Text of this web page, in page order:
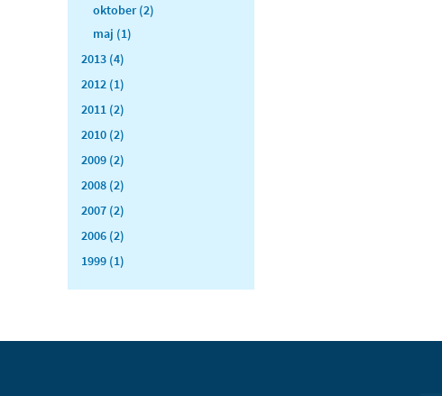
oktober (2)
maj (1)
2013 (4)
2012 (1)
2011 (2)
2010 (2)
2009 (2)
2008 (2)
2007 (2)
2006 (2)
1999 (1)